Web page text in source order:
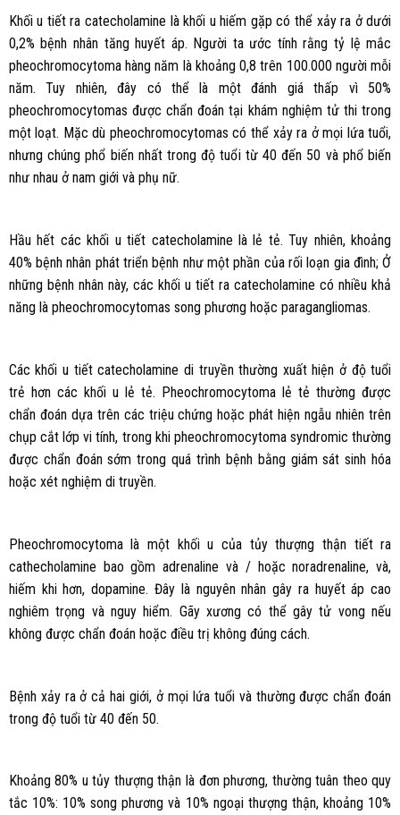
Khối u tiết ra catecholamine là khối u hiếm gặp có thể xảy ra ở dưới
0,2% bệnh nhân tăng huyết áp. Người ta ước tính rằng tỷ lệ mắc
pheochromocytoma hàng năm là khoảng 0,8 trên 100.000 người mỗi
năm. Tuy nhiên, đây có thể là một đánh giá thấp vì 50%
pheochromocytomas được chẩn đoán tại khám nghiệm tử thi trong
một loạt. Mặc dù pheochromocytomas có thể xảy ra ở mọi lứa tuổi,
nhưng chúng phổ biến nhất trong độ tuổi từ 40 đến 50 và phổ biến
như nhau ở nam giới và phụ nữ.
Hầu hết các khối u tiết catecholamine là lẻ tẻ. Tuy nhiên, khoảng
40% bệnh nhân phát triển bệnh như một phần của rối loạn gia đình; Ở
những bệnh nhân này, các khối u tiết ra catecholamine có nhiều khả
năng là pheochromocytomas song phương hoặc paragangliomas.
Các khối u tiết catecholamine di truyền thường xuất hiện ở độ tuổi
trẻ hơn các khối u lẻ tẻ. Pheochromocytoma lẻ tẻ thường được
chẩn đoán dựa trên các triệu chứng hoặc phát hiện ngẫu nhiên trên
chụp cắt lớp vi tính, trong khi pheochromocytoma syndromic thường
được chẩn đoán sớm trong quá trình bệnh bằng giám sát sinh hóa
hoặc xét nghiệm di truyền.
Pheochromocytoma là một khối u của tủy thượng thận tiết ra
cathecholamine bao gồm adrenaline và / hoặc noradrenaline, và,
hiếm khi hơn, dopamine. Đây là nguyên nhân gây ra huyết áp cao
nghiêm trọng và nguy hiểm. Gãy xương có thể gây tử vong nếu
không được chẩn đoán hoặc điều trị không đúng cách.
Bệnh xảy ra ở cả hai giới, ở mọi lứa tuổi và thường được chẩn đoán
trong độ tuổi từ 40 đến 50.
Khoảng 80% u tủy thượng thận là đơn phương, thường tuân theo quy
tắc 10%: 10% song phương và 10% ngoại thượng thận, khoảng 10%